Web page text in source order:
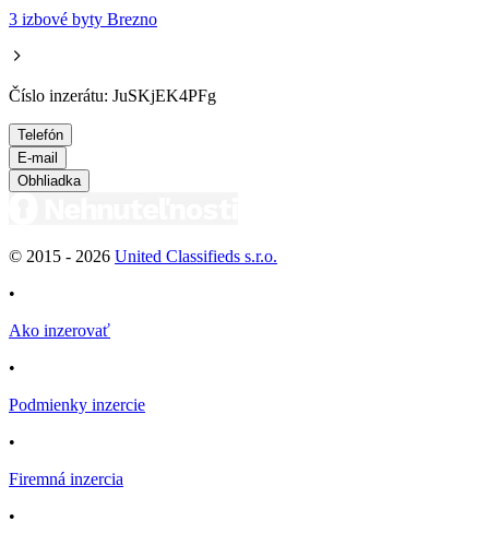
3 izbové byty Brezno
Číslo inzerátu: JuSKjEK4PFg
Telefón
E-mail
Obhliadka
© 2015 - 2026 United Classifieds s.r.o.
•
Ako inzerovať
•
Podmienky inzercie
•
Firemná inzercia
•